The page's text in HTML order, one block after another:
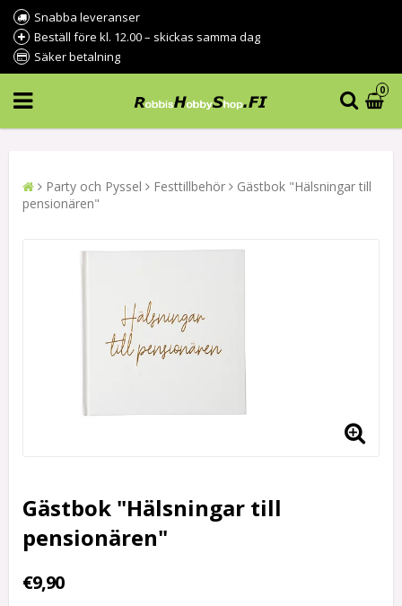
Snabba leveranser
Beställ före kl. 12.00 – skickas samma dag
Säker betalning
0
Party och Pyssel Festtillbehör
Gästbok "Hälsningar till
pensionären"
Gästbok "Hälsningar till
pensionären"
€9,90